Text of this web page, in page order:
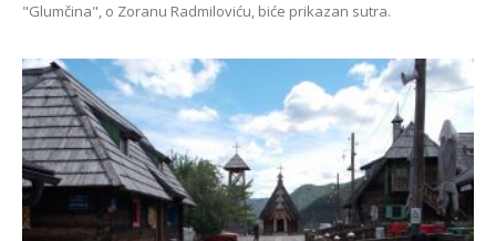
"Glumčina", o Zoranu Radmiloviću, biće prikazan sutra.